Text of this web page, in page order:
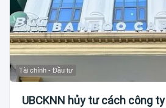
Tài chính - Đầu tư
UBCKNN hủy tư cách công